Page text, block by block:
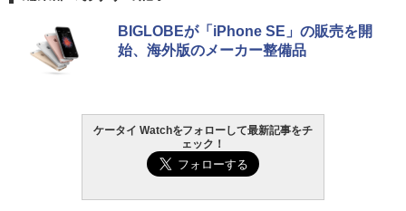
BIGLOBEが「iPhone SE」の販売を開
始、海外版のメーカー整備品
ケータイ Watchをフォローして最新記事をチ
ェック！